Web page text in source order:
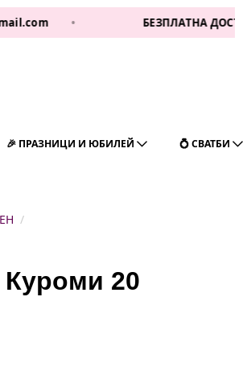
• БЕЗПЛАТНА ДОСТАВКА ЗА
🎉 ПРАЗНИЦИ И ЮБИЛЕЙ 💍 СВАТБИ
20